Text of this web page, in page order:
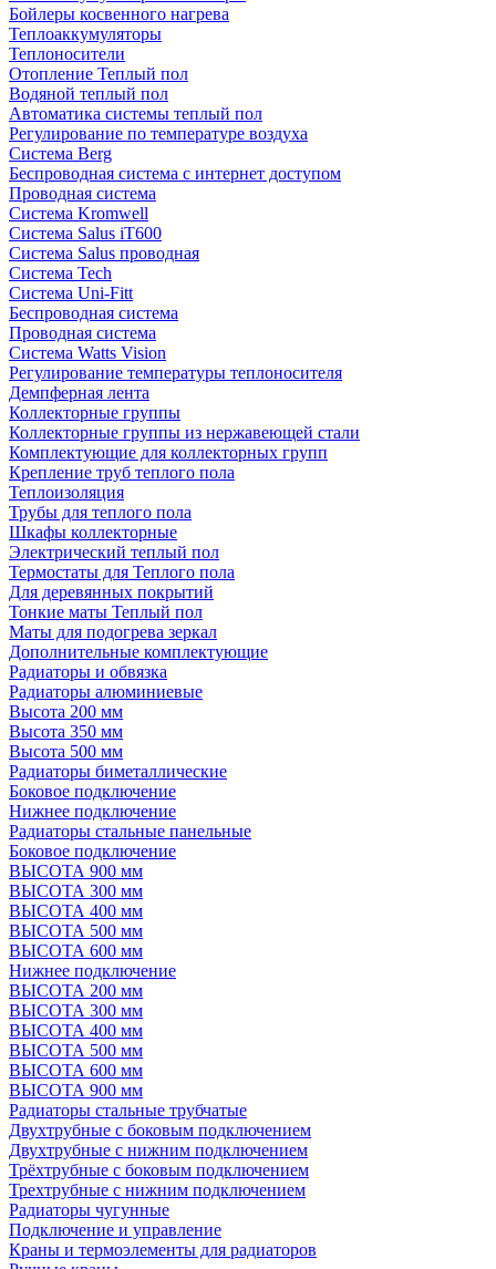
Бойлеры косвенного нагрева
Теплоаккумуляторы
Теплоносители
Отопление Теплый пол
Водяной теплый пол
Автоматика системы теплый пол
Регулирование по температуре воздуха
Система Berg
Беспроводная система с интернет доступом
Проводная система
Система Kromwell
Система Salus iT600
Система Salus проводная
Система Tech
Система Uni-Fitt
Беспроводная система
Проводная система
Система Watts Vision
Регулирование температуры теплоносителя
Демпферная лента
Коллекторные группы
Коллекторные группы из нержавеющей стали
Комплектующие для коллекторных групп
Крепление труб теплого пола
Теплоизоляция
Трубы для теплого пола
Шкафы коллекторные
Электрический теплый пол
Термостаты для Теплого пола
Для деревянных покрытий
Тонкие маты Теплый пол
Маты для подогрева зеркал
Дополнительные комплектующие
Радиаторы и обвязка
Радиаторы алюминиевые
Высота 200 мм
Высота 350 мм
Высота 500 мм
Радиаторы биметаллические
Боковое подключение
Нижнее подключение
Радиаторы стальные панельные
Боковое подключение
ВЫСОТА 900 мм
ВЫСОТА 300 мм
ВЫСОТА 400 мм
ВЫСОТА 500 мм
ВЫСОТА 600 мм
Нижнее подключение
ВЫСОТА 200 мм
ВЫСОТА 300 мм
ВЫСОТА 400 мм
ВЫСОТА 500 мм
ВЫСОТА 600 мм
ВЫСОТА 900 мм
Радиаторы стальные трубчатые
Двухтрубные с боковым подключением
Двухтрубные с нижним подключением
Трёхтрубные с боковым подключением
Трехтрубные с нижним подключением
Радиаторы чугунные
Подключение и управление
Краны и термоэлементы для радиаторов